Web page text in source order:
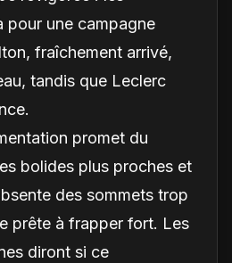
pour une campagne
fraîchement arrivé,
tandis que Leclerc
promet du
bolides plus proches et
des sommets trop
prête à frapper fort. Les
diront si ce